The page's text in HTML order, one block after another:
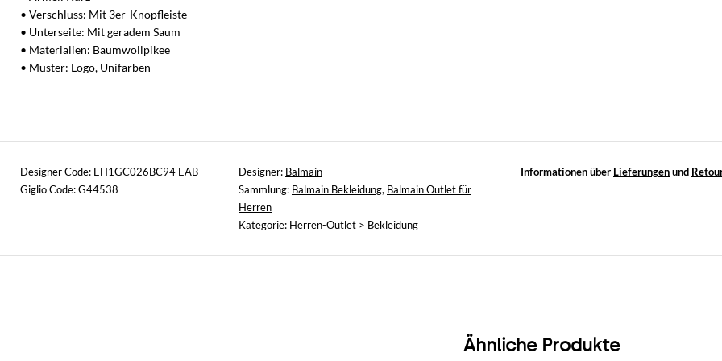
• Verschluss: Mit 3er-Knopfleiste
• Unterseite: Mit geradem Saum
• Materialien: Baumwollpikee
• Muster: Logo, Unifarben
Designer Code: EH1GC026BC94 EAB
Giglio Code: G44538
Designer: Balmain
Sammlung: Balmain Bekleidung, Balmain Outlet für
Herren
Kategorie: Herren-Outlet > Bekleidung
Informationen über Lieferungenund
Ähnliche Produkte